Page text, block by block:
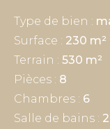
Type de bien :
Surface : 230 m²
Terrain : 530 m²
Pièces : 8
Chambres : 6
Salle de bains : 2